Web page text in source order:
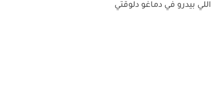
اللي بيدرو في دماغو دلوقتي